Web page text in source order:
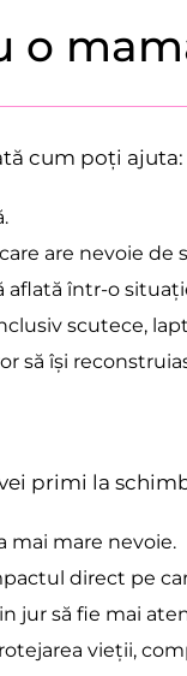
cum poți ajuta:
are nevoie de
într-o
scutece,
să își
primi la
mai mare nevoie.
direct pe
jur să fie mai
vieții,